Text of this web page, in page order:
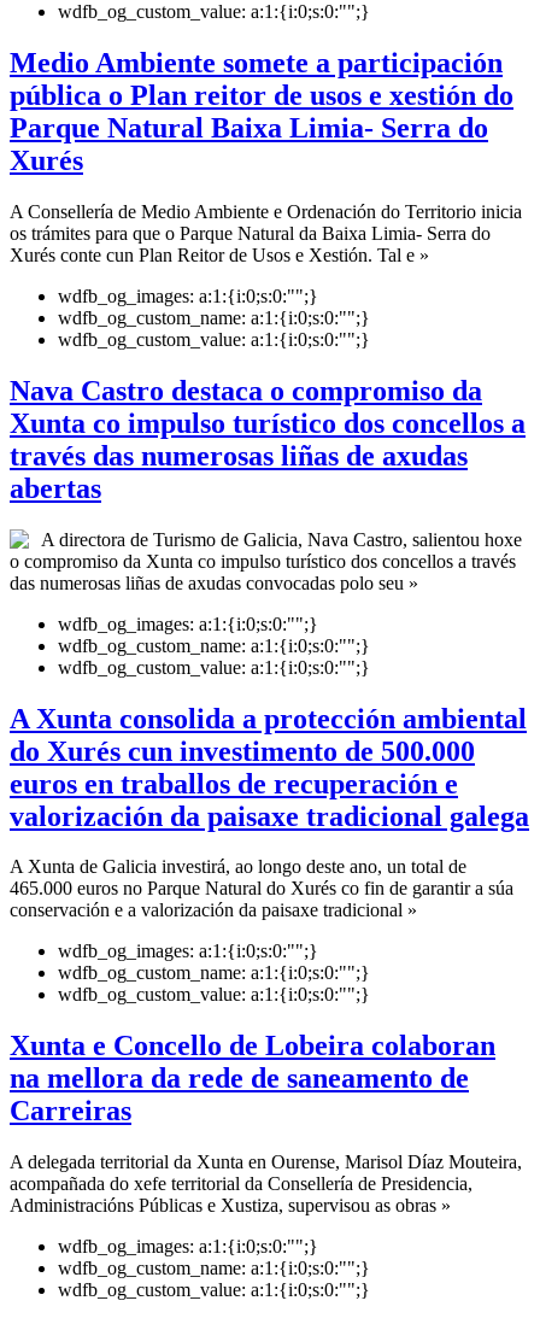
wdfb_og_custom_value: a:1:{i:0;s:0:"";}
Medio Ambiente somete a participación
pública o Plan reitor de usos e xestión do
Parque Natural Baixa Limia- Serra do
Xurés
A Consellería de Medio Ambiente e Ordenación do Territorio inicia
os trámites para que o Parque Natural da Baixa Limia- Serra do
Xurés conte cun Plan Reitor de Usos e Xestión. Tal e »
wdfb_og_images: a:1:{i:0;s:0:"";}
wdfb_og_custom_name: a:1:{i:0;s:0:"";}
wdfb_og_custom_value: a:1:{i:0;s:0:"";}
Nava Castro destaca o compromiso da
Xunta co impulso turístico dos concellos a
través das numerosas liñas de axudas
abertas
A directora de Turismo de Galicia, Nava Castro, salientou hoxe
o compromiso da Xunta co impulso turístico dos concellos a través
das numerosas liñas de axudas convocadas polo seu »
wdfb_og_images: a:1:{i:0;s:0:"";}
wdfb_og_custom_name: a:1:{i:0;s:0:"";}
wdfb_og_custom_value: a:1:{i:0;s:0:"";}
A Xunta consolida a protección ambiental
do Xurés cun investimento de 500.000
euros en traballos de recuperación e
valorización da paisaxe tradicional galega
A Xunta de Galicia investirá, ao longo deste ano, un total de
465.000 euros no Parque Natural do Xurés co fin de garantir a súa
conservación e a valorización da paisaxe tradicional »
wdfb_og_images: a:1:{i:0;s:0:"";}
wdfb_og_custom_name: a:1:{i:0;s:0:"";}
wdfb_og_custom_value: a:1:{i:0;s:0:"";}
Xunta e Concello de Lobeira colaboran
na mellora da rede de saneamento de
Carreiras
A delegada territorial da Xunta en Ourense, Marisol Díaz Mouteira,
acompañada do xefe territorial da Consellería de Presidencia,
Administracións Públicas e Xustiza, supervisou as obras »
wdfb_og_images: a:1:{i:0;s:0:"";}
wdfb_og_custom_name: a:1:{i:0;s:0:"";}
wdfb_og_custom_value: a:1:{i:0;s:0:"";}